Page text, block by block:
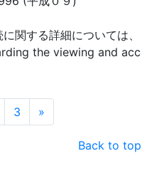
関する詳細については、「
the viewing and
3 Next
»
Back to top